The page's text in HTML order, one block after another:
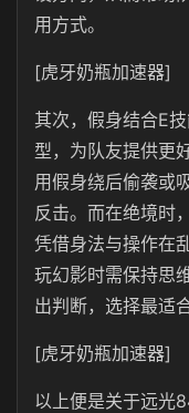
用方式。
[虎牙奶瓶加速器]
其次，假身结合E
型，为队友提供更
用假身绕后偷袭或
反击。而在绝境时
凭借身法与操作在
玩幻影时需保持思
出判断，选择最适
[虎牙奶瓶加速器]
以上便是关于远光